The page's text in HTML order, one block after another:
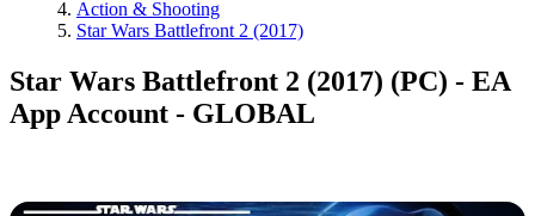
Action & Shooting
Star Wars Battlefront 2 (2017)
Star Wars Battlefront 2 (2017) (PC) - EA
App Account - GLOBAL